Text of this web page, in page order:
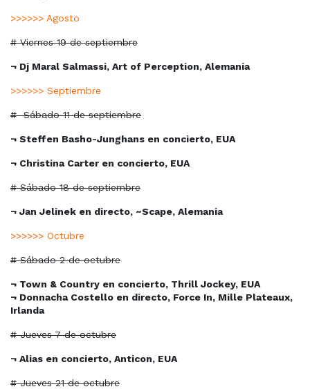
>>>>>> Agosto
# Viernes 19 de septiembre
¬ Dj Maral Salmassi, Art of Perception, Alemania
>>>>>> Septiembre
# Sábado 11 de septiembre
¬ Steffen Basho-Junghans en concierto, EUA
¬ Christina Carter en concierto, EUA
# Sábado 18 de septiembre
¬ Jan Jelinek en directo, ~Scape, Alemania
>>>>>> Octubre
# Sábado 2 de octubre
¬ Town & Country en concierto, Thrill Jockey, EUA
¬ Donnacha Costello en directo, Force In, Mille Plateaux,
Irlanda
# Jueves 7 de octubre
¬ Alias en concierto, Anticon, EUA
# Jueves 21 de octubre